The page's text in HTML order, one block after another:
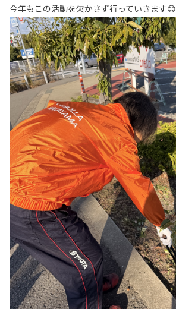
今年もこの活動を欠かさず行っていきます😊